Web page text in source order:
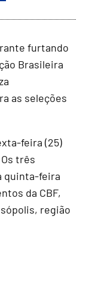
furtando
Brasileira
as seleções
feira (25)
três
quinta-feira
da CBF,
região